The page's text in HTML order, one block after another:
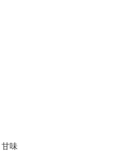
甘味